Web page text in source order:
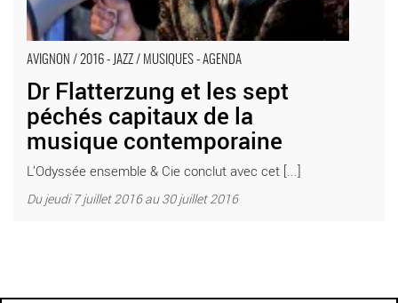
AVIGNON / 2016 - JAZZ / MUSIQUES - AGENDA
Dr Flatterzung et les sept
péchés capitaux de la
musique contemporaine
L’Odyssée ensemble & Cie conclut avec cet [...]
Du jeudi 7 juillet 2016 au 30 juillet 2016